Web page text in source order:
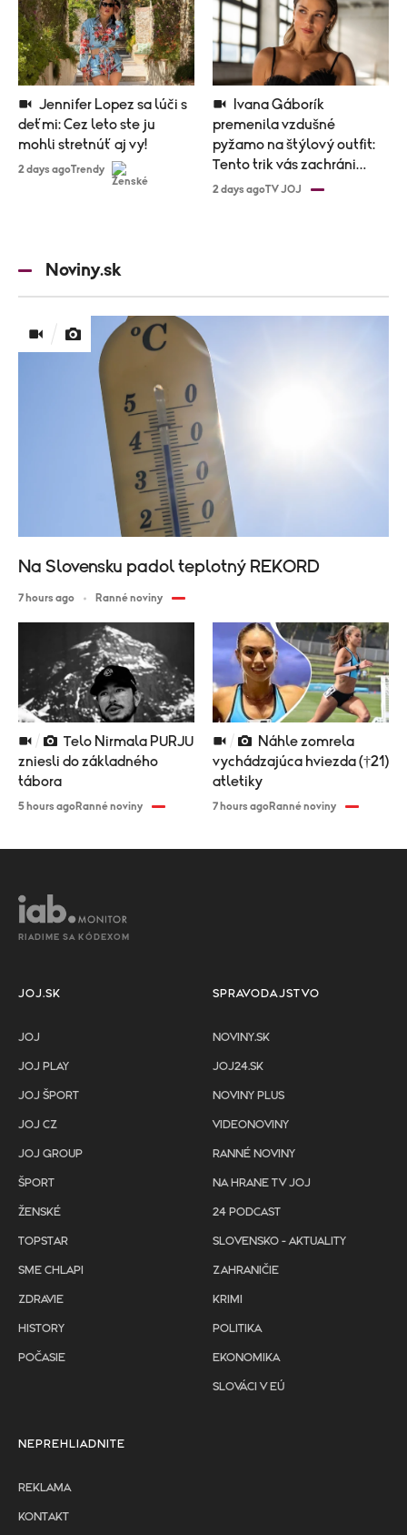
deťmi: Cez leto ste ju
mohli stretnúť aj vy!
2 days agoTrendy
premenila vzdušné
pyžamo na štýlový outfit:
Tento trik vás zachráni
počas horúčav
2 days agoTV JOJ
Noviny.sk
zniesli do základného
tábora
5 hours agoRanné noviny
vychádzajúca hviezda (†21)
atletiky
7 hours agoRanné noviny
Na Slovensku padol teplotný REKORD
7 hours ago Ranné noviny
RIADIME SA KÓDEXOM
JOJ.SK
JOJ
JOJ PLAY
JOJ ŠPORT
JOJ CZ
JOJ GROUP
ŠPORT
ŽENSKÉ
TOPSTAR
SME CHLAPI
ZDRAVIE
HISTORY
POČASIE
SPRAVODAJSTVO
NOVINY.SK
JOJ24.SK
NOVINY PLUS
VIDEONOVINY
RANNÉ NOVINY
NA HRANE TV JOJ
24 PODCAST
SLOVENSKO - AKTUALITY
ZAHRANIČIE
KRIMI
POLITIKA
EKONOMIKA
SLOVÁCI V EÚ
NEPREHLIADNITE
REKLAMA
KONTAKT